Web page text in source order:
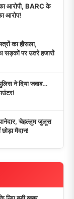
आरोपी, BARC के
आरोप!
का हौसला,
पर उतरे हजारों
ने दिया जवाब…
चेहल्लुम जुलूस
मैदान!